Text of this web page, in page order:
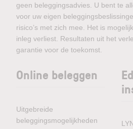
geen beleggingsadvies. U bent te
voor uw eigen
risico’s met zich mee. Het is
inleg verliest. Resultaten uit het
garantie voor de toekomst.
Online beleggen
Uitgebreide
beleggingsmogelijkheden